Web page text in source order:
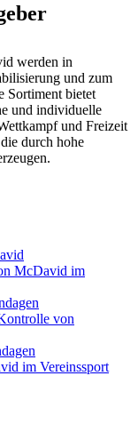
werden in
und zum
Sortiment bietet
und individuelle
und Freizeit
durch hohe
McDavid im
von
im Vereinssport